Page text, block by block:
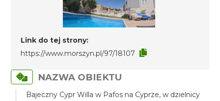
Link do tej strony:
https://www.morszyn.pl/97/18107
NAZWA OBIEKTU
Bajeczny Cypr Willa w Pafos na Cyprze, w dzielnicy